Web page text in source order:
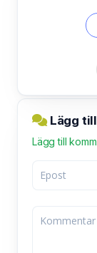
Lägg till
Lägg till